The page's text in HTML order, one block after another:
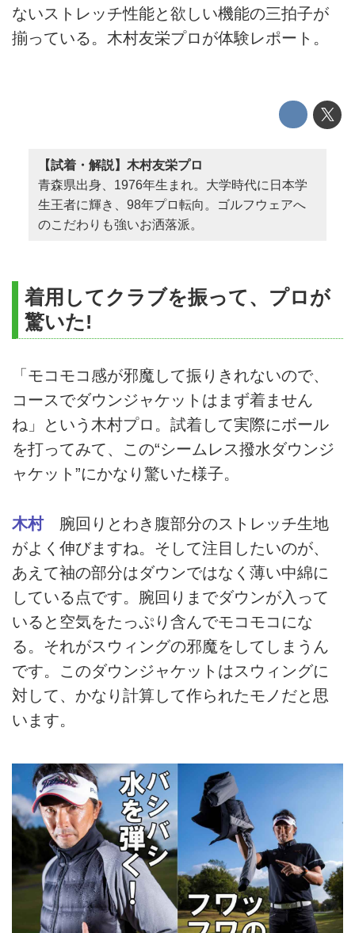
ないストレッチ性能と欲しい機能の三拍子が
揃っている。木村友栄プロが体験レポート。
【試着・解説】木村友栄プロ
青森県出身、1976年生まれ。大学時代に日本学
生王者に輝き、98年プロ転向。ゴルフウェアへ
のこだわりも強いお洒落派。
着用してクラブを振って、プロが
驚いた!
「モコモコ感が邪魔して振りきれないので、
コースでダウンジャケットはまず着ません
ね」という木村プロ。試着して実際にボール
を打ってみて、この“シームレス撥水ダウンジ
ャケット”にかなり驚いた様子。
木村腕回りとわき腹部分のストレッチ生地
がよく伸びますね。そして注目したいのが、
あえて袖の部分はダウンではなく薄い中綿に
している点です。腕回りまでダウンが入って
いると空気をたっぷり含んでモコモコにな
る。それがスウィングの邪魔をしてしまうん
です。このダウンジャケットはスウィングに
対して、かなり計算して作られたモノだと思
います。